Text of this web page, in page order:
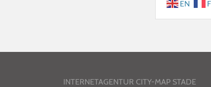
EN
INTERNETAGENTUR CITY-MAP STADE